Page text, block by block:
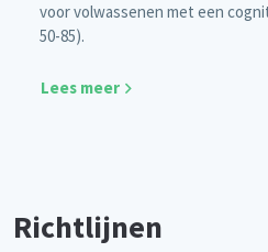
voor volwassenen met een
50-85).
Lees meer
Richtlijnen